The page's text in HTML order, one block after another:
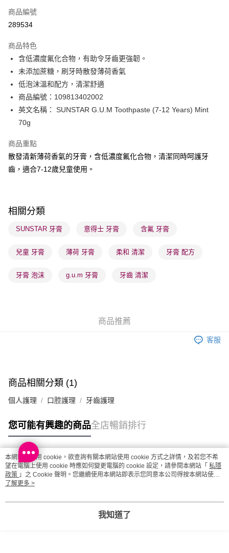
Apple Pay
PayMe
WeChat Pay
BoC Pay
送貨方式
每筆HK$65.00，滿HK$300.00或以上免運費
順豐站及營業點 - 確認發貨後1-3個工作天送達
物流公司進行物流配送
每筆HK$65.00，滿HK$300.00或以上免運費
(香港門市) 只顯示可選門市。確認發貨後2-5個工作天到店，3天內
每筆HK$20.00，滿HK$100.00或以上免運費
每筆HK$20.00，滿HK$100.00或以上免運費
運費表
商品編號
289534
商品特色
含低濃度氟化合物，有助令牙齒更強韌。
未添加蔗糖，刷牙時散發薄荷香氣
低泡沫溫和配方，清潔舒適
商品編號：109813402002
英文名稱： SUNSTAR G.U.M Toothpaste (7-12 Years) Mint
70g
商品重點
散發清新薄荷香氣的牙膏，含低濃度氟化合物，清潔同時呵護牙
齒，適合7-12歲兒童使用。
相關分類
SUNSTAR 牙膏 意得士 牙膏 含氟 牙膏
兒童 牙膏 薄荷 牙膏 柔和 清潔 牙膏 配方
牙膏 泡沫 g.u.m 牙膏 牙齒 清潔
商品推薦
客服
商品相關分類 (1)
個人護理 口腔護理 牙齒護理
您可能有興趣的商品全店暢銷排行
熱門標籤
熱銷排行
本網站中使用 cookie，欲查詢有關本網站使用 cookie 方式之詳情，及若您不希
望在電腦上使用 cookie 時應如何變更電腦的 cookie 設定，請參閱本網站「 私隱
政策 」之 Cookie 聲明。您繼續使用本網站即表示您同意本公司得按本網站使用
條款之 Cookie 聲明使用 cookie。
了解更多 >
我知道了